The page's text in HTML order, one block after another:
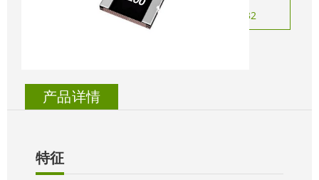
0755-28704432
产品详情
特征